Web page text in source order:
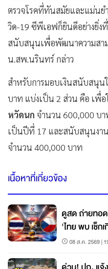
ตรวจโรคที่ทันสมัยและแม่นย
วิด-19 ซีพีเอฟก็ยินดีอย่างยิ่ง
สนับสนุนเพื่อพัฒนาความสา
น.สพ.นรินทร์ กล่าว
สำหรับการมอบเงินสนับสนุน
บาท แบ่งเป็น 2 ส่วน คือ เพื่
หวัดนก จำนวน 600,000 บ
เป็นปีที่ 17 และสนับสนุนงา
จำนวน 400,000 บาท
เนื้อหาที่เกี่ยวข้อง
ดูสด ถ่ายทอ
'ไทย พบ เช็ก
08 ส.ค. 2569 |